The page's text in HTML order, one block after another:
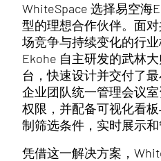
WhiteSpace 选择易空海
型的理想合作伙伴。面
场竞争与持续变化的行
Ekohe 自主研发的武林
台，快速设计并交付了
企业团队统一管理会议
权限，并配备可视化看
制筛选条件，实时展示和
凭借这一解决方案，